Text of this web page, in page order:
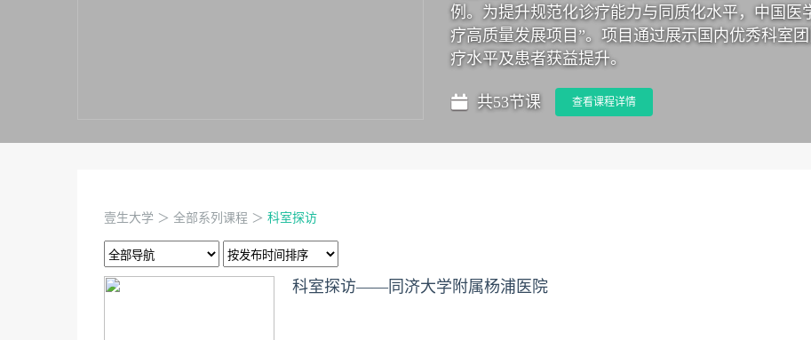
例。为提升规范化诊疗能力与同质化水平，中国医
疗高质量发展项目”。项目通过展示国内优秀科室
疗水平及患者获益提升。
共53节课 查看课程详情
壹生大学 ＞ 全部系列课程 ＞ 科室探访
科室探访——同济大学附属杨浦医院